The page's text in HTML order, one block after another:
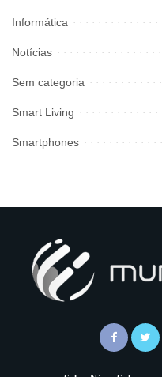
Informática
Notícias
Sem categoria
Smart Living
Smartphones